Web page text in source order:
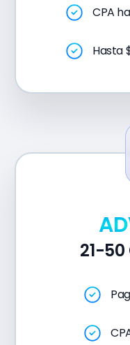
CPA
Hasta
21-50